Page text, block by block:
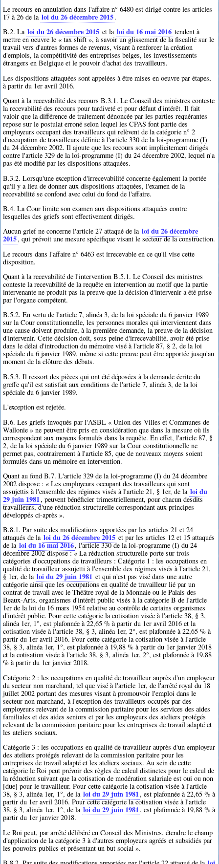
Le recours en annulation dans l'affaire n° 6480 est dirigé contre les articles
17 à 26 de la loi du 26 décembre 2015.
B.2. La loi du 26 décembre 2015 et la loi du 16 mai 2016 tendent à
mettre en oeuvre le « tax shift », à savoir un glissement de la fiscalité sur le
travail vers d'autres formes de revenus, visant à renforcer la création
d'emplois, la compétitivité des entreprises belges, les investissements
étrangers en Belgique et le pouvoir d'achat des travailleurs.
Les dispositions attaquées sont appelées à être mises en oeuvre par étapes,
à partir du 1er avril 2016.
Quant à la recevabilité des recours B.3.1. Le Conseil des ministres conteste
la recevabilité des recours pour tardiveté et pour défaut d'intérêt. Il fait
valoir que la différence de traitement dénoncée par les parties requérantes
repose sur le postulat erroné selon lequel les CPAS font partie des
employeurs occupant des travailleurs qui relèvent de la catégorie n° 2
d'occupation de travailleurs définie à l'article 330 de la loi-programme (I)
du 24 décembre 2002. Il ajoute que les recours sont implicitement dirigés
contre l'article 329 de la loi-programme (I) du 24 décembre 2002, lequel n'a
pas été modifié par les dispositions attaquées.
B.3.2. Lorsqu'une exception d'irrecevabilité concerne également la portée
qu'il y a lieu de donner aux dispositions attaquées, l'examen de la
recevabilité se confond avec celui du fond de l'affaire.
B.4. La Cour limite son examen aux dispositions attaquées contre
lesquelles des griefs sont effectivement dirigés.
Aucun grief ne concerne l'article 27 attaqué de la loi du 26 décembre
2015, qui prévoit une mesure spécifique visant le secteur de la construction.
Le recours dans l'affaire n° 6463 est irrecevable en ce qu'il vise cette
disposition.
Quant à la recevabilité de l'intervention B.5.1. Le Conseil des ministres
conteste la recevabilité de la requête en intervention au motif que la partie
intervenante ne produit pas la preuve que la décision d'intervenir a été prise
par l'organe compétent.
B.5.2. En vertu de l'article 7, alinéa 3, de la loi spéciale du 6 janvier 1989
sur la Cour constitutionnelle, les personnes morales qui interviennent dans
une cause doivent produire, à la première demande, la preuve de la décision
d'intervenir. Cette décision doit, sous peine d'irrecevabilité, avoir été prise
dans le délai d'introduction du mémoire visé à l'article 87, § 2, de la loi
spéciale du 6 janvier 1989, même si cette preuve peut être apportée jusqu'au
moment de la clôture des débats.
B.5.3. Il ressort des pièces qui ont été déposées à la demande écrite du
greffe qu'il est satisfait aux conditions de l'article 7, alinéa 3, de la loi
spéciale du 6 janvier 1989.
L'exception est rejetée.
B.6. Les griefs invoqués par l'ASBL « Union des Villes et Communes de
Wallonie » ne peuvent être pris en considération que dans la mesure où ils
correspondent aux moyens formulés dans la requête. En effet, l'article 87, §
2, de la loi spéciale du 6 janvier 1989 sur la Cour constitutionnelle ne
permet pas, contrairement à l'article 85, que de nouveaux moyens soient
formulés dans un mémoire en intervention.
Quant au fond B.7. L'article 329 de la loi-programme (I) du 24 décembre
2002 dispose : « Les employeurs occupant des travailleurs qui sont
assujettis à l'ensemble des régimes visés à l'article 21, § 1er, de la loi du
29 juin 1981, peuvent bénéficier trimestriellement, pour chacun desdits
travailleurs, d'une réduction structurelle correspondant aux principes
développés ci-après ».
B.8.1. Par suite des modifications apportées par les articles 21 et 24
attaqués de la loi du 26 décembre 2015 et par les articles 12 et 15 attaqués
de la loi du 16 mai 2016, l'article 330 de la loi-programme (I) du 24
décembre 2002 dispose : « La réduction structurelle porte sur trois
catégories d'occupations de travailleurs : Catégorie 1 : les occupations en
qualité de travailleur assujetti à l'ensemble des régimes visés à l'article 21,
§ 1er, de la loi du 29 juin 1981 et qui n'est pas visé dans une autre
catégorie ainsi que les occupations en qualité de travailleur lié par un
contrat de travail avec le Théâtre royal de la Monnaie ou le Palais des
Beaux-Arts, organismes d'intérêt public visés à la catégorie B de l'article
1er de la loi du 16 mars 1954 relative au contrôle de certains organismes
d'intérêt public. Pour cette catégorie la cotisation visée à l'article 38, § 3,
alinéa 1er, 1°, est plafonnée à 22,65 % à partir du 1er avril 2016 et la
cotisation visée à l'article 38, § 3, alinéa 1er, 2°, est plafonnée à 22,65 % à
partir du 1er avril 2016. Pour cette catégorie la cotisation visée à l'article
38, § 3, alinéa 1er, 1°, est plafonnée à 19,88 % à partir du 1er janvier 2018
et la cotisation visée à l'article 38, § 3, alinéa 1er, 2°, est plafonnée à 19,88
% à partir du 1er janvier 2018.
Catégorie 2 : les occupations en qualité de travailleur auprès d'un employeur
du secteur non marchand, tel que visé à l'article 1er, de l'arrêté royal du 18
juillet 2002 portant des mesures visant à promouvoir l'emploi dans le
secteur non marchand, à l'exception des travailleurs occupés par des
employeurs relevant de la commission paritaire pour les services des aides
familiales et des aides seniors et par les employeurs des ateliers protégés
relevant de la commission paritaire pour les entreprises de travail adapté et
les ateliers sociaux.
Catégorie 3 : les occupations en qualité de travailleur auprès d'un employeur
des ateliers protégés relevant de la commission paritaire pour les
entreprises de travail adapté et les ateliers sociaux. Au sein de cette
catégorie le Roi peut prévoir des règles de calcul distinctes pour le calcul de
la réduction suivant que la cotisation de modération salariale est oui ou non
[due] pour le travailleur. Pour cette catégorie la cotisation visée à l'article
38, § 3, alinéa 1er, 1°, de la loi du 29 juin 1981, est plafonnée à 22,65 % à
partir du 1er avril 2016. Pour cette catégorie la cotisation visée à l'article
38, § 3, alinéa 1er, 1°, de la loi du 29 juin 1981, est plafonnée à 19,88 % à
partir du 1er janvier 2018.
Le Roi peut, par arrêté délibéré en Conseil des Ministres, étendre le champ
d'application de la catégorie 3 à d'autres employeurs agréés et subsidiés par
les pouvoirs publics et présentant un but social ».